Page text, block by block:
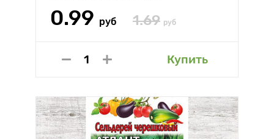
0.99 руб 1.69 руб
Купить